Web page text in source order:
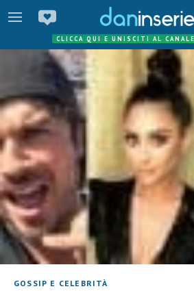
CLICCA QUI E UNISCITI AL
GOSSIP E CELEBRITÀ